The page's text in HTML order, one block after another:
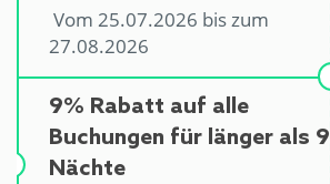
Vom 25.07.2026 bis zum
27.08.2026
9% Rabatt auf alle
Buchungen für länger als 9
Nächte